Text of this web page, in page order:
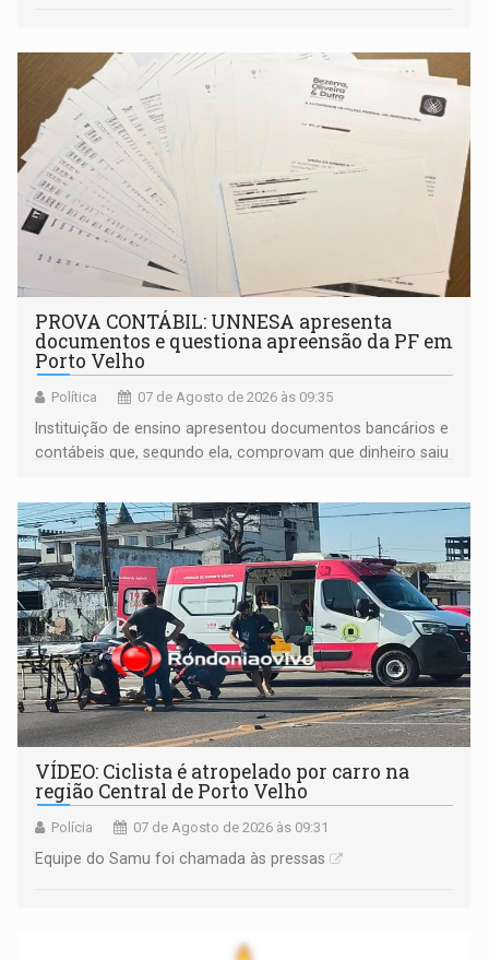
PROVA CONTÁBIL: UNNESA apresenta
documentos e questiona apreensão da PF em
Porto Velho
Política 07 de Agosto de 2026 às 09:35
Instituição de ensino apresentou documentos bancários e
contábeis que, segundo ela, comprovam que dinheiro saiu
apreendido quando já estava dentro da sede da entidade
— em pleno ano eleitoral em Rondônia
VÍDEO: Ciclista é atropelado por carro na
região Central de Porto Velho
Polícia 07 de Agosto de 2026 às 09:31
Equipe do Samu foi chamada às pressas